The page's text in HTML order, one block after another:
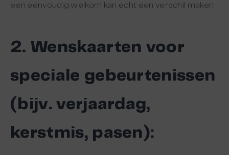
een eenvoudig welkom kan echt een verschil maken.
2. Wenskaarten voor
speciale gebeurtenissen
(bijv. verjaardag,
kerstmis, pasen):